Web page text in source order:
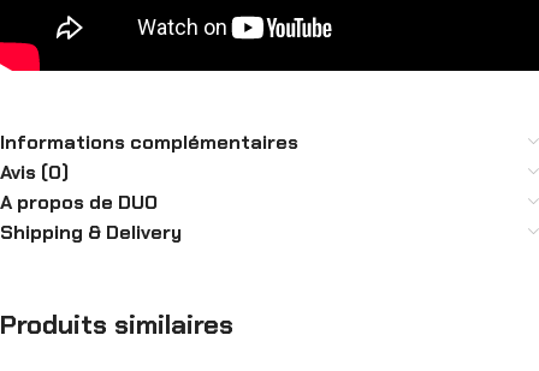
Informations complémentaires
Avis (0)
A propos de DUO
Shipping & Delivery
Produits similaires